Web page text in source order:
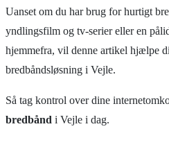
Uanset om du har brug for hurtigt
yndlingsfilm og tv-serier eller en
hjemmefra, vil denne artikel hjælpe
bredbåndsløsning i Vejle.
Så tag kontrol over dine
bredbånd i Vejle i dag.